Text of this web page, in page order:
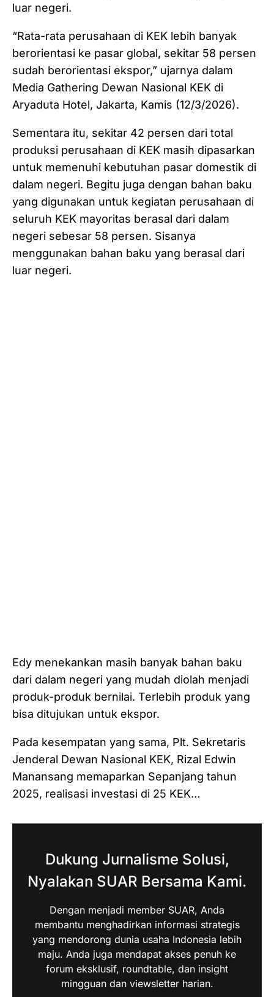
luar negeri.
“Rata-rata perusahaan di KEK lebih banyak
berorientasi ke pasar global, sekitar 58 persen
sudah berorientasi ekspor,” ujarnya dalam
Media Gathering Dewan Nasional KEK di
Aryaduta Hotel, Jakarta, Kamis (12/3/2026).
Sementara itu, sekitar 42 persen dari total
produksi perusahaan di KEK masih dipasarkan
untuk memenuhi kebutuhan pasar domestik di
dalam negeri. Begitu juga dengan bahan baku
yang digunakan untuk kegiatan perusahaan di
seluruh KEK mayoritas berasal dari dalam
negeri sebesar 58 persen. Sisanya
menggunakan bahan baku yang berasal dari
luar negeri.
Edy menekankan masih banyak bahan baku
dari dalam negeri yang mudah diolah menjadi
produk-produk bernilai. Terlebih produk yang
bisa ditujukan untuk ekspor.
Pada kesempatan yang sama, Plt. Sekretaris
Jenderal Dewan Nasional KEK, Rizal Edwin
Manansang memaparkan Sepanjang tahun
2025, realisasi investasi di 25 KEK…
Dukung Jurnalisme Solusi,
Nyalakan SUAR Bersama Kami.
Dengan menjadi member SUAR, Anda
membantu menghadirkan informasi strategis
yang mendorong dunia usaha Indonesia lebih
maju. Anda juga mendapat akses penuh ke
forum eksklusif, roundtable, dan insight
mingguan dan viewsletter harian.